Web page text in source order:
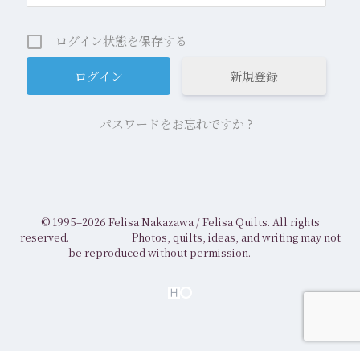
ログイン状態を保存する
新規登録
パスワードをお忘れですか ?
© 1995–2026 Felisa Nakazawa /Felisa Quilts. All rights
reserved. Photos, quilts, ideas, and writing may not
be reproduced without permission.